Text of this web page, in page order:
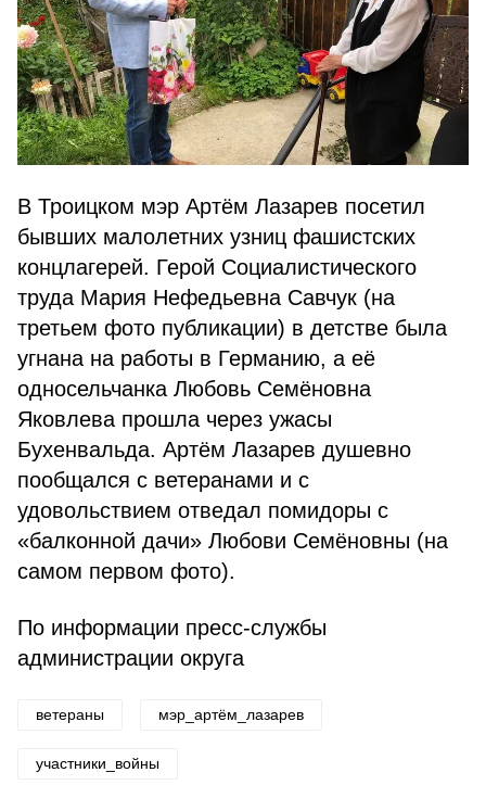
В Троицком мэр Артём Лазарев посетил
бывших малолетних узниц фашистских
концлагерей. Герой Со­циалистического
труда Мария Нефедьевна Савчук (на
третьем фото публикации) в детстве была
угнана на работы в Герма­нию, а её
односельчанка Любовь Семёновна
Яковлева прошла через ужасы
Бухенвальда. Артём Лазарев душевно
пообщался с ветеранами и с
удовольствием отведал помидоры с
«балконной дачи» Любови Семёновны (на
самом первом фото).
По информации пресс-службы
администрации округа
ветераны мэр_артём_лазарев
участники_войны